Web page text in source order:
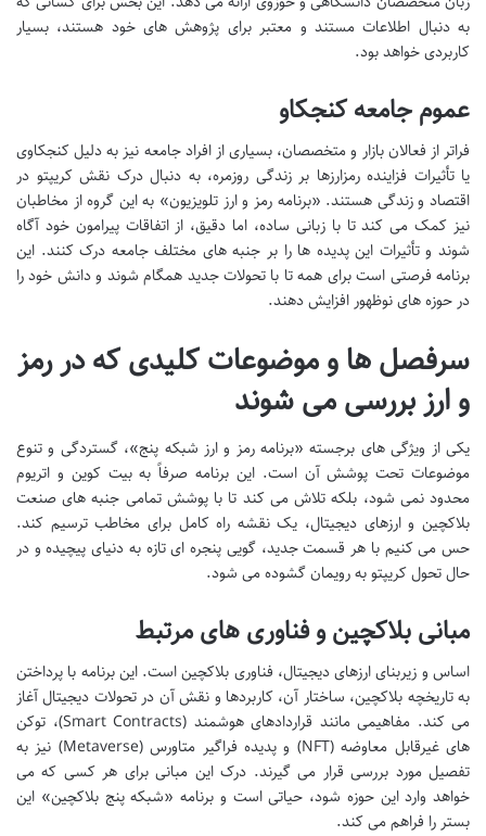
به دنبال اطلاعات مستند و معتبر برای پژوهش های خود هستند، بسیار
کاربردی خواهد بود.
عموم جامعه کنجکاو
فراتر از فعالان بازار و متخصصان، بسیاری از افراد جامعه نیز به دلیل کنجکاوی
یا تأثیرات فزاینده رمزارزها بر زندگی روزمره، به دنبال درک نقش کریپتو در
اقتصاد و زندگی هستند. «برنامه رمز و ارز تلویزیون» به این گروه از مخاطبان
نیز کمک می کند تا با زبانی ساده، اما دقیق، از اتفاقات پیرامون خود آگاه
شوند و تأثیرات این پدیده ها را بر جنبه های مختلف جامعه درک کنند. این
برنامه فرصتی است برای همه تا با تحولات جدید همگام شوند و دانش خود را
در حوزه های نوظهور افزایش دهند.
سرفصل ها و موضوعات کلیدی که در رمز
و ارز بررسی می شوند
یکی از ویژگی های برجسته «برنامه رمز و ارز شبکه پنج»، گستردگی و تنوع
موضوعات تحت پوشش آن است. این برنامه صرفاً به بیت کوین و اتریوم
محدود نمی شود، بلکه تلاش می کند تا با پوشش تمامی جنبه های صنعت
بلاکچین و ارزهای دیجیتال، یک نقشه راه کامل برای مخاطب ترسیم کند.
حس می کنیم با هر قسمت جدید، گویی پنجره ای تازه به دنیای پیچیده و در
حال تحول کریپتو به رویمان گشوده می شود.
مبانی بلاکچین و فناوری های مرتبط
اساس و زیربنای ارزهای دیجیتال، فناوری بلاکچین است. این برنامه با پرداختن
به تاریخچه بلاکچین، ساختار آن، کاربردها و نقش آن در تحولات دیجیتال آغاز
می کند. مفاهیمی مانند قراردادهای هوشمند (Smart Contracts)، توکن
های غیرقابل معاوضه (NFT) و پدیده فراگیر متاورس (Metaverse) نیز به
تفصیل مورد بررسی قرار می گیرند. درک این مبانی برای هر کسی که می
خواهد وارد این حوزه شود، حیاتی است و برنامه «شبکه پنج بلاکچین» این
بستر را فراهم می کند.